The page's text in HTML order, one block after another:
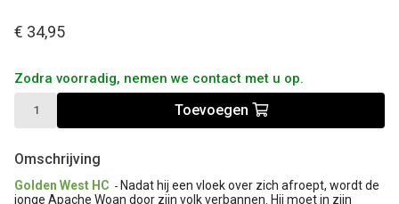
€ 34,95
Zodra voorradig, nemen we contact met u op.
Toevoegen
Omschrijving
Golden West HC - Nadat hij een vloek over zich afroept, wordt de
jonge Apache Woan door zijn volk verbannen. Hij moet in zijn